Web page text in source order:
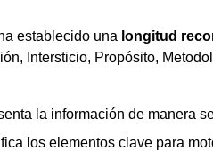
establecido una longitud
Intersticio, Propósito,
la información de manera
los elementos clave para